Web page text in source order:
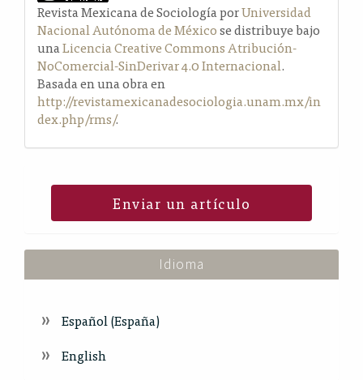
Revista Mexicana de Sociología porUniversidad
Nacional Autónoma de Méxicose distribuye bajo
unaLicencia Creative Commons Atribución-
NoComercial-SinDerivar 4.0 Internacional.
Basada en una obra en
http://revistamexicanadesociologia.unam.mx/in
dex.php/rms/.
Enviar un artículo
Idioma
Español (España)
English